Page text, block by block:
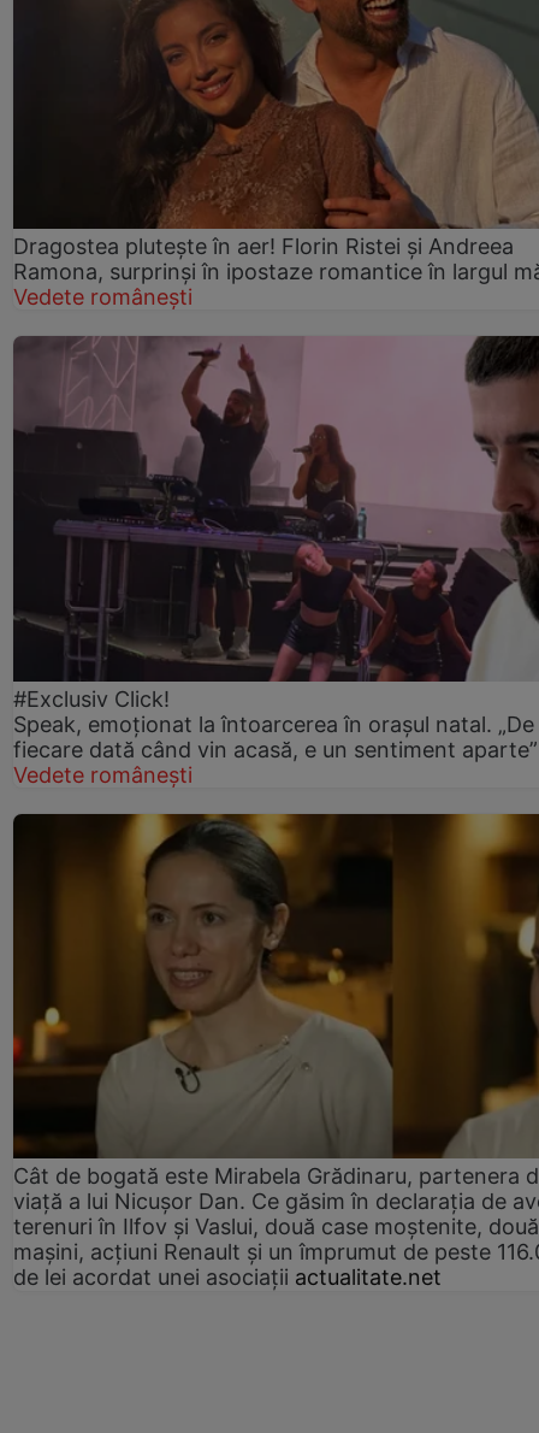
Dragostea plutește în aer! Florin Ristei și Andreea
Ramona, surprinși în ipostaze romantice în largul
Vedete românești
#Exclusiv Click!
Speak, emoționat la întoarcerea în orașul natal. „De
fiecare dată când vin acasă, e un sentiment aparte”
Vedete românești
Cât de bogată este Mirabela Grădinaru, partenera
viață a lui Nicușor Dan. Ce găsim în declarația de
terenuri în Ilfov și Vaslui, două case moștenite, două
mașini, acțiuni Renault și un împrumut de peste
de lei acordat unei asociații actualitate.net